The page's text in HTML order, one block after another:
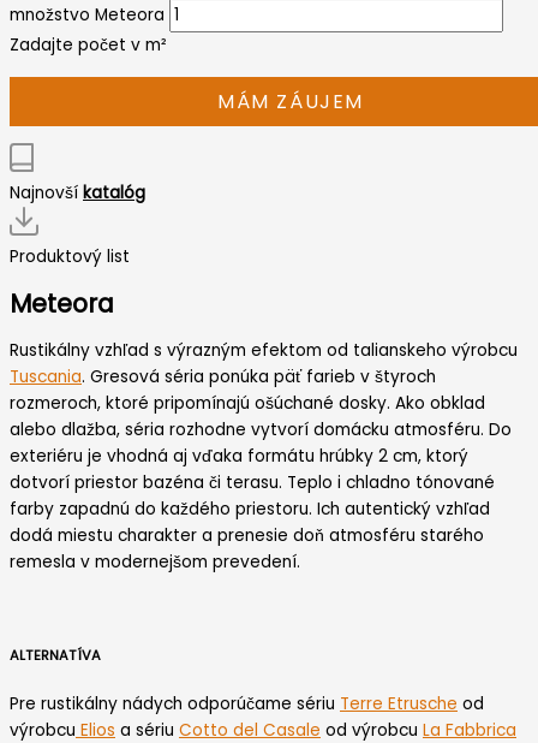
množstvo Meteora
Zadajte počet v m²
MÁM ZÁUJEM
Najnovší katalóg
Produktový list
Meteora
Rustikálny vzhľad s výrazným efektom od talianskeho výrobcu
Tuscania. Gresová séria ponúka päť farieb v štyroch
rozmeroch, ktoré pripomínajú ošúchané dosky. Ako obklad
alebo dlažba, séria rozhodne vytvorí domácku atmosféru. Do
exteriéru je vhodná aj vďaka formátu hrúbky 2 cm, ktorý
dotvorí priestor bazéna či terasu. Teplo i chladno tónované
farby zapadnú do každého priestoru. Ich autentický vzhľad
dodá miestu charakter a prenesie doň atmosféru starého
remesla v modernejšom prevedení.
ALTERNATÍVA
Pre rustikálny nádych odporúčame sériu Terre Etrusche od
výrobcu Elios a sériu Cotto del Casale od výrobcu La Fabbrica